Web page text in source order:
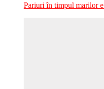
Pariuri în timpul marilor